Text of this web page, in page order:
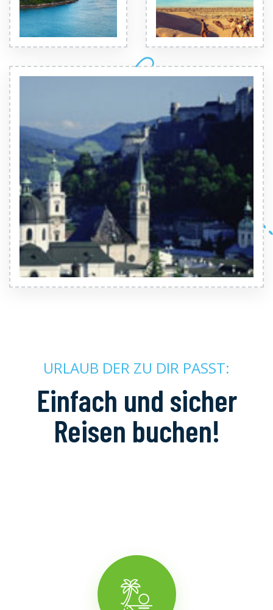
URLAUB DER ZU DIR PASST:
Einfach und sicher
Reisen buchen!